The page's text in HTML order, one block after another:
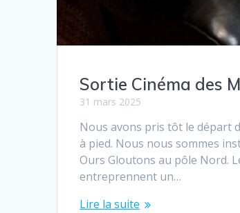
Sortie Cinéma des
31 mars 2025
Nous avons pris tôt le départ
à pied. Nous nous sommes
Ours Gloutons au pôle Nord.
entreprennent un…
Lire la suite